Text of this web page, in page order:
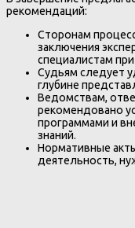
рекомендаций:
Сторонам
заключения
специалистам
Судьям следует
глубине
Ведомствам,
рекомендовано
программами и
знаний.
Нормативные
деятельность,